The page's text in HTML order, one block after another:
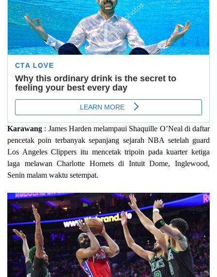
Karawang : James Harden melampaui Shaquille O’Neal di daftar
pencetak poin terbanyak sepanjang sejarah NBA setelah guard
Los Angeles Clippers itu mencetak tripoin pada kuarter ketiga
laga melawan Charlotte Hornets di Intuit Dome, Inglewood,
Senin malam waktu setempat.